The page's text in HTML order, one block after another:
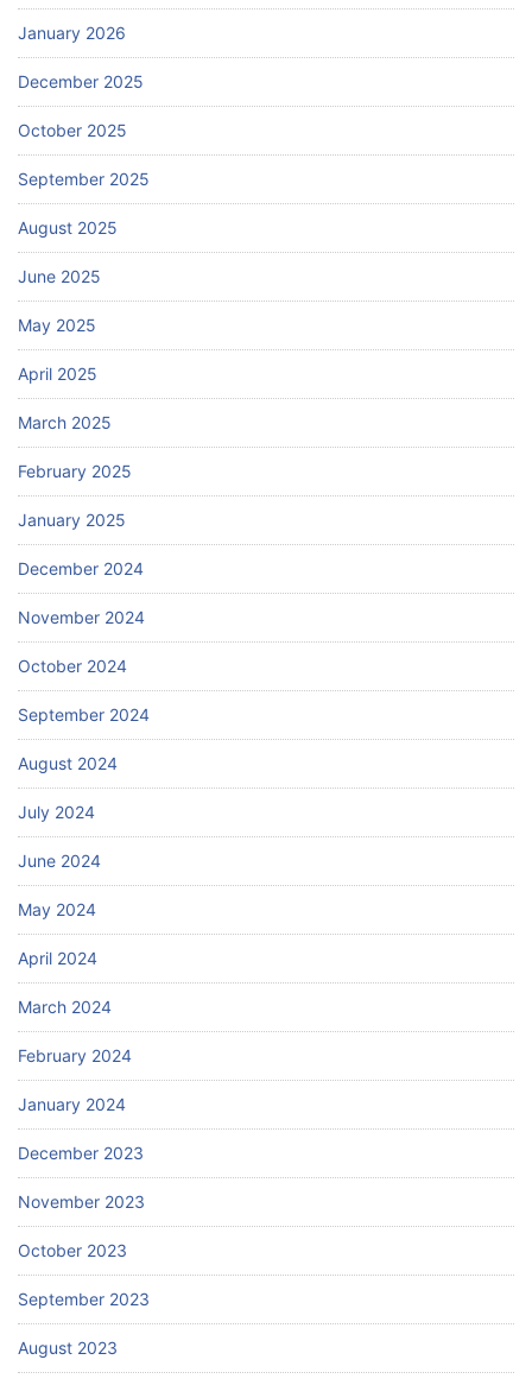
January 2026
December 2025
October 2025
September 2025
August 2025
June 2025
May 2025
April 2025
March 2025
February 2025
January 2025
December 2024
November 2024
October 2024
September 2024
August 2024
July 2024
June 2024
May 2024
April 2024
March 2024
February 2024
January 2024
December 2023
November 2023
October 2023
September 2023
August 2023